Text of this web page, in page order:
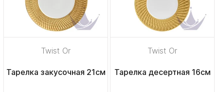
Twist Or
Тарелка закусочная 21см
Twist Or
Тарелка десертная 16см